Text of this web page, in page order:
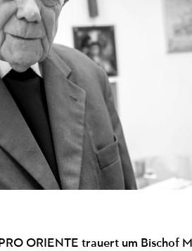
ORIENTE trauert um Bischof